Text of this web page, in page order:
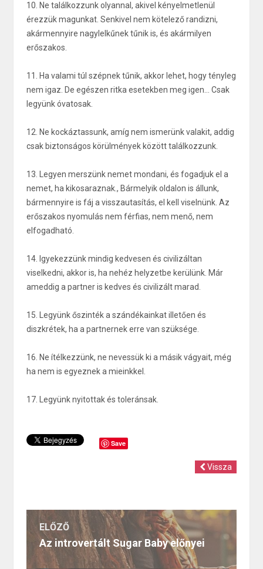
10. Ne találkozzunk olyannal, akivel kényelmetlenül
érezzük magunkat. Senkivel nem kötelező randizni,
akármennyire nagylelkűnek tűnik is, és akármilyen
erőszakos.
11. Ha valami túl szépnek tűnik, akkor lehet, hogy tényleg
nem igaz. De egészen ritka esetekben meg igen... Csak
legyünk óvatosak.
12. Ne kockáztassunk, amíg nem ismerünk valakit, addig
csak biztonságos körülmények között találkozzunk.
13. Legyen merszünk nemet mondani, és fogadjuk el a
nemet, ha kikosaraznak., Bármelyik oldalon is állunk,
bármennyire is fáj a visszautasítás, el kell viselnünk. Az
erőszakos nyomulás nem férfias, nem menő, nem
elfogadható.
14. Igyekezzünk mindig kedvesen és civilizáltan
viselkedni, akkor is, ha nehéz helyzetbe kerülünk. Már
ameddig a partner is kedves és civilizált marad.
15. Legyünk őszinték a szándékainkat illetően és
diszkrétek, ha a partnernek erre van szüksége.
16. Ne ítélkezzünk, ne nevessük ki a másik vágyait, még
ha nem is egyeznek a mieinkkel.
17. Legyünk nyitottak és toleránsak.
Save
Vissza
ELŐZŐ
Az introvertált Sugar Baby előnyei